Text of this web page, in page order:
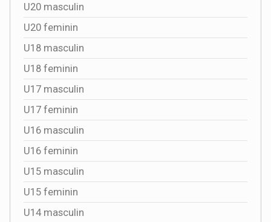
U20 masculin
U20 feminin
U18 masculin
U18 feminin
U17 masculin
U17 feminin
U16 masculin
U16 feminin
U15 masculin
U15 feminin
U14 masculin